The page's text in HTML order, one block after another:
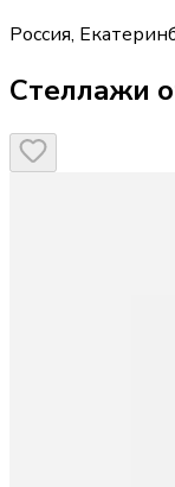
Россия,
Стеллажи